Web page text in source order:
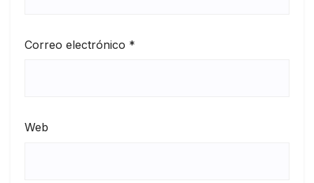
Correo electrónico *
Web